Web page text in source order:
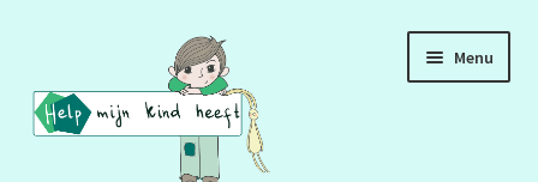
naar
navigatie
de
inhoud
Menu